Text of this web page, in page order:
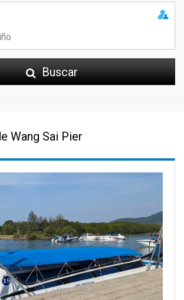
Buscar
Wang Sai Pier